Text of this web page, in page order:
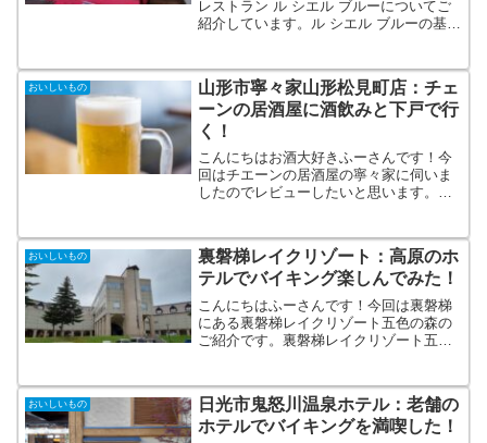
レストラン ル シエル ブルーについてご
紹介しています。ル シエル ブルーの基本
ランとなりますのでご参考にどうぞ！
おいしいもの
山形市寧々家山形松見町店：チェ
ーンの居酒屋に酒飲みと下戸で行
く！
こんにちはお酒大好きふーさんです！今
回はチエーンの居酒屋の寧々家に伺いま
したのでレビューしたいと思います。
です。コロワイドはいろんなブランドを
持っており、有名なところで...
おいしいもの
裏磐梯レイクリゾート：高原のホ
テルでバイキング楽しんでみた！
こんにちはふーさんです！今回は裏磐梯
にある裏磐梯レイクリゾート五色の森の
ご紹介です。裏磐梯レイクリゾート五色
タンダードな五色の森と豪華な猫魔離宮
の２つで構成されています...
おいしいもの
日光市鬼怒川温泉ホテル：老舗の
ホテルでバイキングを満喫した！